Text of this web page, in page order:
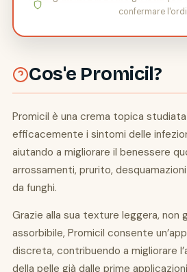
confermare
Cos'e Promicil?
Promicil è una crema topica
efficacemente i sintomi delle
aiutando a migliorare il benessere
arrossamenti, prurito,
da funghi.
Grazie alla sua texture leggera, non
assorbibile, Promicil consente
discreta, contribuendo a migliorare
della pelle già dalle prime